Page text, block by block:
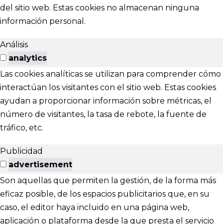
del sitio web. Estas cookies no almacenan ninguna
información personal.
Análisis
analytics
Las cookies analíticas se utilizan para comprender cómo
interactúan los visitantes con el sitio web. Estas cookies
ayudan a proporcionar información sobre métricas, el
número de visitantes, la tasa de rebote, la fuente de
tráfico, etc.
Publicidad
advertisement
Son aquellas que permiten la gestión, de la forma más
eficaz posible, de los espacios publicitarios que, en su
caso, el editor haya incluido en una página web,
aplicación o plataforma desde la que presta el servicio